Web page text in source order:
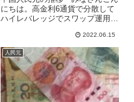
にちは。高金利6通貨で分散して
ハイレバレッジでスワップ運用し
み政策金利を引き上げる国が多い
なかで、中国はロックダウンなど
による経済の減速で緩和策をとっ
ていて、あまり高金利ではなく
な...
2022.06.15
人民元